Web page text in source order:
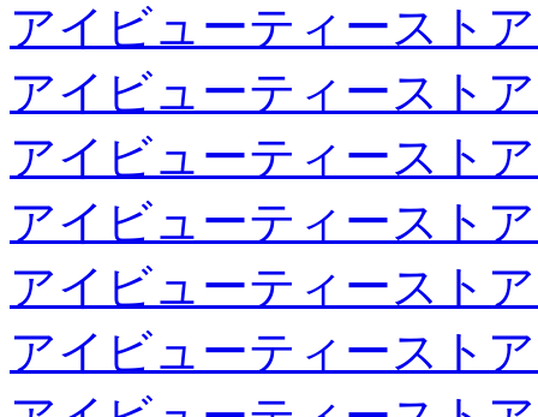
アイビューティースト
アイビューティースト
アイビューティースト
アイビューティースト
アイビューティースト
アイビューティースト